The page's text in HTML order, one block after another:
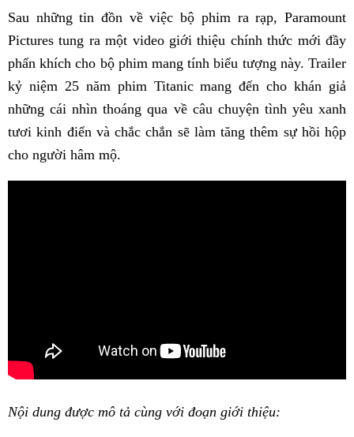
Sau những tin đồn về việc bộ phim ra rạp, Paramount
Pictures tung ra một video giới thiệu chính thức mới đầy
phấn khích cho bộ phim mang tính biểu tượng này. Trailer
kỷ niệm 25 năm phim Titanic mang đến cho khán giả
những cái nhìn thoáng qua về câu chuyện tình yêu xanh
tươi kinh điển và chắc chắn sẽ làm tăng thêm sự hồi hộp
cho người hâm mộ.
Nội dung được mô tả cùng với đoạn giới thiệu: